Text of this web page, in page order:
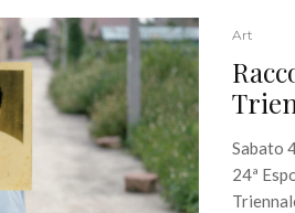
Art
Sabato
24ª